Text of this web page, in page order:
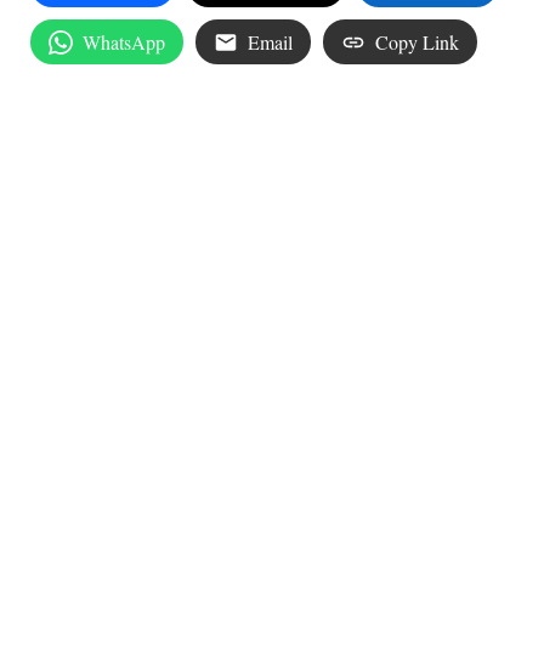
WhatsApp Email Copy Link